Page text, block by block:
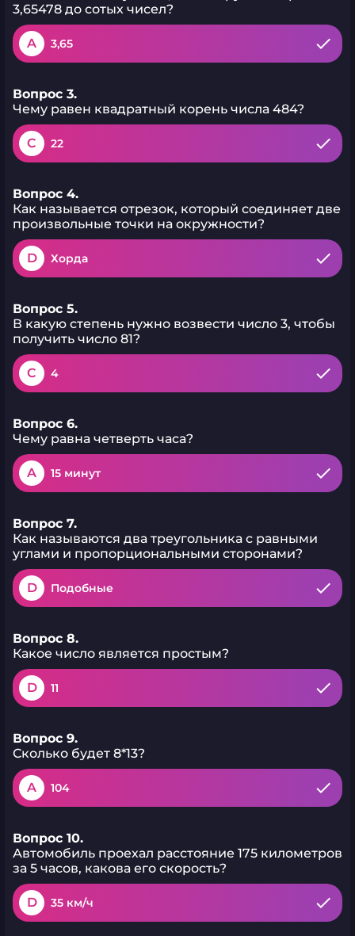
3,65478 до сотых чисел?
A 3,65
Вопрос 3.
Чему равен квадратный корень числа 484?
C 22
Вопрос 4.
Как называется отрезок, который соединяет две
произвольные точки на окружности?
D Хорда
Вопрос 5.
В какую степень нужно возвести число 3, чтобы
получить число 81?
C 4
Вопрос 6.
Чему равна четверть часа?
A 15 минут
Вопрос 7.
Как называются два треугольника с равными
углами и пропорциональными сторонами?
D Подобные
Вопрос 8.
Какое число является простым?
D 11
Вопрос 9.
Сколько будет 8*13?
A 104
Вопрос 10.
Автомобиль проехал расстояние 175 километров
за 5 часов, какова его скорость?
D 35 км/ч